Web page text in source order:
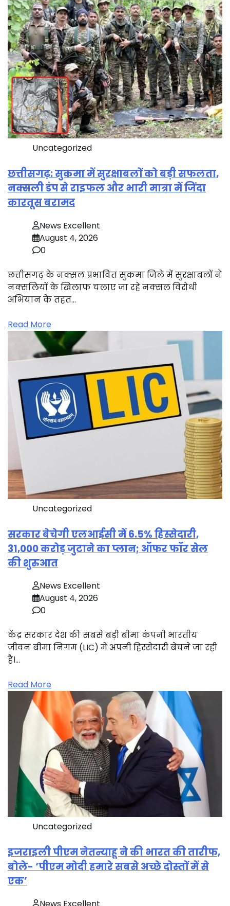
Uncategorized
छत्तीसगढ़: सुकमा में सुरक्षाबलों को बड़ी सफलता,
नक्सली डंप से राइफल और भारी मात्रा में जिंदा
कारतूस बरामद
News Excellent
August 4, 2026
0
छत्तीसगढ़ के नक्सल प्रभावित सुकमा जिले में सुरक्षाबलों ने
नक्सलियों के खिलाफ चलाए जा रहे नक्सल विरोधी
अभियान के तहत…
Read More
Uncategorized
सरकार बेचेगी एलआईसी में 6.5% हिस्सेदारी,
31,000 करोड़ जुटाने का प्लान; ऑफर फॉर सेल
की शुरुआत
News Excellent
August 4, 2026
0
केंद्र सरकार देश की सबसे बड़ी बीमा कंपनी भारतीय
जीवन बीमा निगम (LIC) में अपनी हिस्सेदारी बेचने जा रही
है।…
Read More
Uncategorized
इजराइली पीएम नेतन्याहू ने की भारत की तारीफ,
बोले- ‘पीएम मोदी हमारे सबसे अच्छे दोस्तों में से
एक’